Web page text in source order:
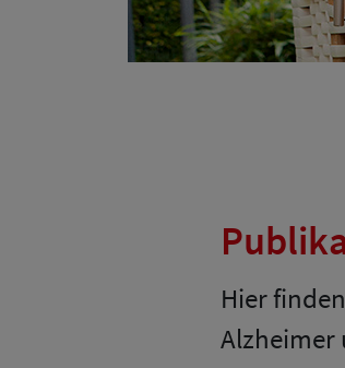
Hier
Alzheimer